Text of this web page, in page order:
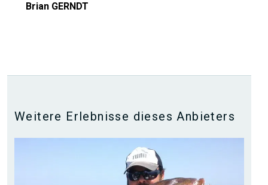
Brian GERNDT
Weitere Erlebnisse dieses Anbieters